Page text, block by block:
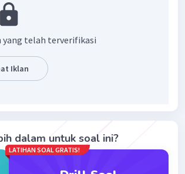
utama di dalam proses eksresi.
yang telah terverifikasi
Iklan
dalam untuk soal ini?
LATIHAN SOAL GRATIS!